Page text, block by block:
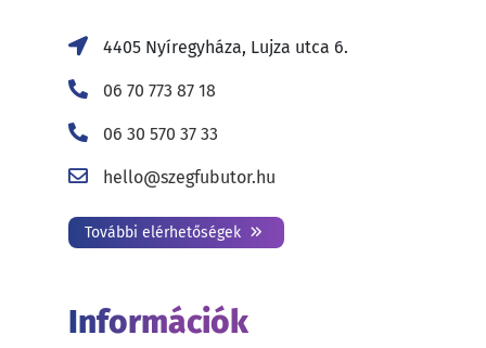
4405 Nyíregyháza, Lujza utca 6.
06 70 773 87 18
06 30 570 37 33
hello@szegfubutor.hu
További elérhetőségek
Információk